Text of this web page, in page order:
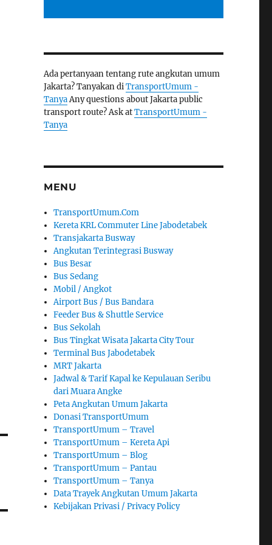
Ada pertanyaan tentang rute angkutan umum
Jakarta? Tanyakan diTransportUmum -
TanyaAny questions about Jakarta public
transport route? Ask atTransportUmum -
Tanya
MENU
TransportUmum.Com
Kereta KRL Commuter Line Jabodetabek
Transjakarta Busway
Angkutan Terintegrasi Busway
Bus Besar
Bus Sedang
Mobil / Angkot
Airport Bus / Bus Bandara
Feeder Bus & Shuttle Service
Bus Sekolah
Bus Tingkat Wisata Jakarta City Tour
Terminal Bus Jabodetabek
MRT Jakarta
Jadwal & Tarif Kapal ke Kepulauan Seribu
dari Muara Angke
Peta Angkutan Umum Jakarta
Donasi TransportUmum
TransportUmum – Travel
TransportUmum – Kereta Api
TransportUmum – Blog
TransportUmum – Pantau
TransportUmum – Tanya
Data Trayek Angkutan Umum Jakarta
Kebijakan Privasi / Privacy Policy